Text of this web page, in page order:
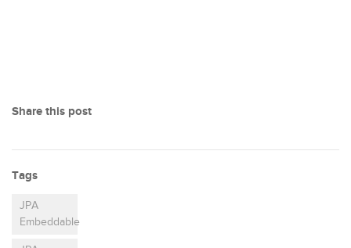
Share this post
Tags
JPA
Embeddable